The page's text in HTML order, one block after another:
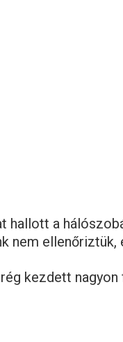
hallott a
nem
kezdett nagyon